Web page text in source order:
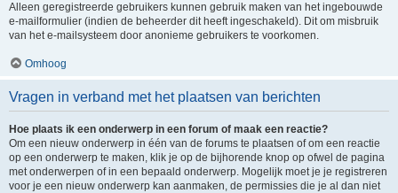
Alleen geregistreerde gebruikers kunnen gebruik maken van het ingebouwde
e-mailformulier (indien de beheerder dit heeft ingeschakeld). Dit om misbruik
van het e-mailsysteem door anonieme gebruikers te voorkomen.
Omhoog
Vragen in verband met het plaatsen van berichten
Hoe plaats ik een onderwerp in een forum of maak een reactie?
Om een nieuw onderwerp in één van de forums te plaatsen of om een reactie
op een onderwerp te maken, klik je op de bijhorende knop op ofwel de pagina
met onderwerpen of in een bepaald onderwerp. Mogelijk moet je je registreren
voor je een nieuw onderwerp kan aanmaken, de permissies die je al dan niet